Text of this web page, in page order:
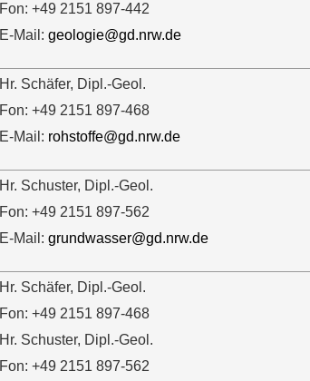
Fon: +49 2151 897-442
E-Mail: geologie@gd.nrw.de
Hr. Schäfer, Dipl.-Geol.
Fon: +49 2151 897-468
E-Mail: rohstoffe@gd.nrw.de
Hr. Schuster, Dipl.-Geol.
Fon: +49 2151 897-562
E-Mail: grundwasser@gd.nrw.de
Hr. Schäfer, Dipl.-Geol.
Fon: +49 2151 897-468
Hr. Schuster, Dipl.-Geol.
Fon: +49 2151 897-562